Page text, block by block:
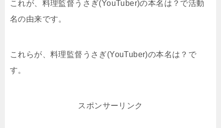
これが、料理監督うさぎ(YouTuber)の本名は？で活動
名の由来です。
これらが、料理監督うさぎ(YouTuber)の本名は？で
す。
スポンサーリンク